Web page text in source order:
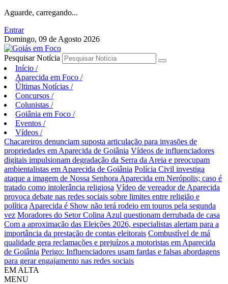
Aguarde, carregando...
Entrar
Domingo, 09 de Agosto 2026
Pesquisar Notícia
Início /
Aparecida em Foco /
Últimas Notícias /
Concursos /
Colunistas /
Goiânia em Foco /
Eventos /
Vídeos /
Chacareiros denunciam suposta articulação para invasões de
propriedades em Aparecida de Goiânia Vídeos de influenciadores
digitais impulsionam degradação da Serra da Areia e preocupam
ambientalistas em Aparecida de Goiânia Polícia Civil investiga
ataque a imagem de Nossa Senhora Aparecida em Nerópolis; caso é
tratado como intolerância religiosa Vídeo de vereador de Aparecida
provoca debate nas redes sociais sobre limites entre religião e
política Aparecida é Show não terá rodeio em touros pela segunda
vez Moradores do Setor Colina Azul questionam derrubada de casa
Com a aproximação das Eleições 2026, especialistas alertam para a
importância da prestação de contas eleitorais Combustível de má
qualidade gera reclamações e prejuízos a motoristas em Aparecida
de Goiânia Perigo: Influenciadores usam fardas e falsas abordagens
para gerar engajamento nas redes sociais
EM ALTA
MENU